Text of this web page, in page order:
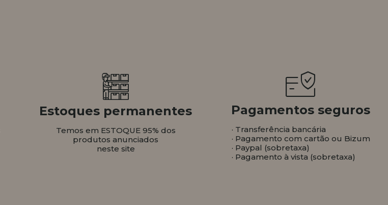
Estoques permanentes
Temos em ESTOQUE 95% dos
produtos anunciados
neste site
Pagamentos seguros
· Transferência bancária
· Pagamento com cartão ou Bizum
· Paypal (sobretaxa)
· Pagamento à vista (sobretaxa)